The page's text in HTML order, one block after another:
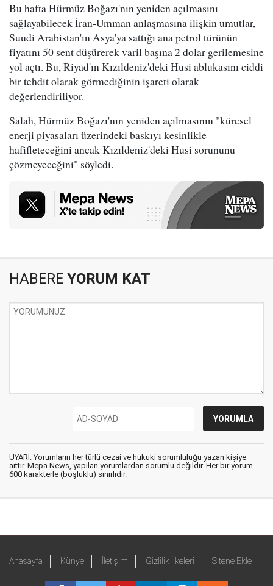
Bu hafta Hürmüz Boğazı'nın yeniden açılmasını
sağlayabilecek İran-Umman anlaşmasına ilişkin umutlar,
Suudi Arabistan'ın Asya'ya sattığı ana petrol türünün
fiyatını 50 sent düşürerek varil başına 2 dolar gerilemesine
yol açtı. Bu, Riyad'ın Kızıldeniz'deki Husi ablukasını ciddi
bir tehdit olarak görmediğinin işareti olarak
değerlendiriliyor.
Salah, Hürmüz Boğazı'nın yeniden açılmasının "küresel
enerji piyasaları üzerindeki baskıyı kesinlikle
hafifleteceğini ancak Kızıldeniz'deki Husi sorununu
çözmeyeceğini" söyledi.
HABERE YORUM KAT
UYARI: Yorumların her türlü cezai ve hukuki sorumluluğu yazan kişiye
aittir. Mepa News, yapılan yorumlardan sorumlu değildir. Her bir yorum
600 karakterle (boşluklu) sınırlıdır.
Anasayfa Künye İletişim Gizlilik İlkeleri Sitene Ekle